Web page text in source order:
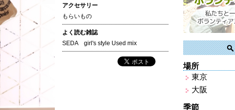
アクセサリー
もらいもの
よく読む雑誌
SEDA girl's style Used mix
場所
東京
大阪
季節